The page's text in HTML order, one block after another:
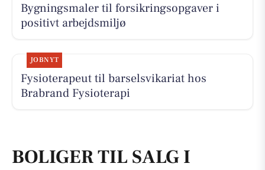
Bygningsmaler til forsikringsopgaver i
positivt arbejdsmiljø
JOBNYT
Fysioterapeut til barselsvikariat hos
Brabrand Fysioterapi
BOLIGER TIL SALG I